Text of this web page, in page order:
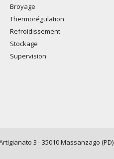
Broyage
Thermorégulation
Refroidissement
Stockage
Supervision
3 - 35010 Massanzago